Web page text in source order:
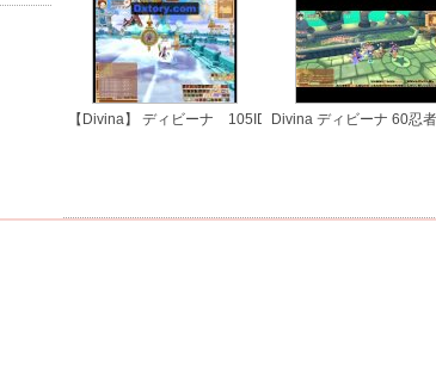
【Divina】 ディビーナ 105ID クレソロでボス撃破
Divina ディビーナ 60忍者